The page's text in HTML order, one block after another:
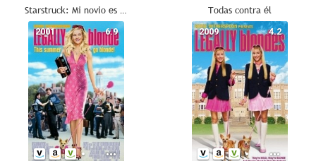
Starstruck: Mi novio es una súper estrella Todas contra él
6.9
2001 4.2
2009